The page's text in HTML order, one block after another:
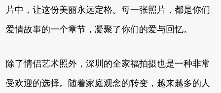
片中，让这份美丽永远定格。每一张照片，都是你们
爱情故事的一个章节，凝聚了你们的爱与回忆。
除了情侣艺术照外，深圳的全家福拍摄也是一种非常
受欢迎的选择。随着家庭观念的转变，越来越多的人